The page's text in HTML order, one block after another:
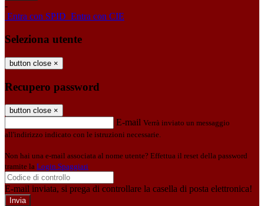
-
Entra con SPID Entra con CIE
Seleziona utente
button close ×
Recupero password
button close ×
E-mail Verrà inviato un messaggio
all'indirizzo indicato con le istruzioni necessarie.
Non hai una e-mail associata al nome utente? Effettua il reset della password
tramite la Login Spaggiari
E-mail inviata, si prega di controllare la casella di posta elettronica!